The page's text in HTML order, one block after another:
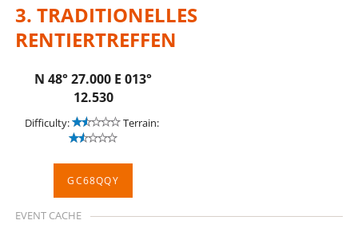
3. TRADITIONELLES
RENTIERTREFFEN
N 48° 27.000 E 013°
12.530
Difficulty: Terrain:
GC68QQY
EVENT CACHE